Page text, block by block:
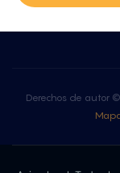
Derechos de autor